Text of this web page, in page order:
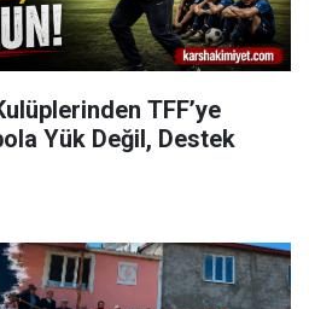
TFF’ye
Yük Değil, Destek